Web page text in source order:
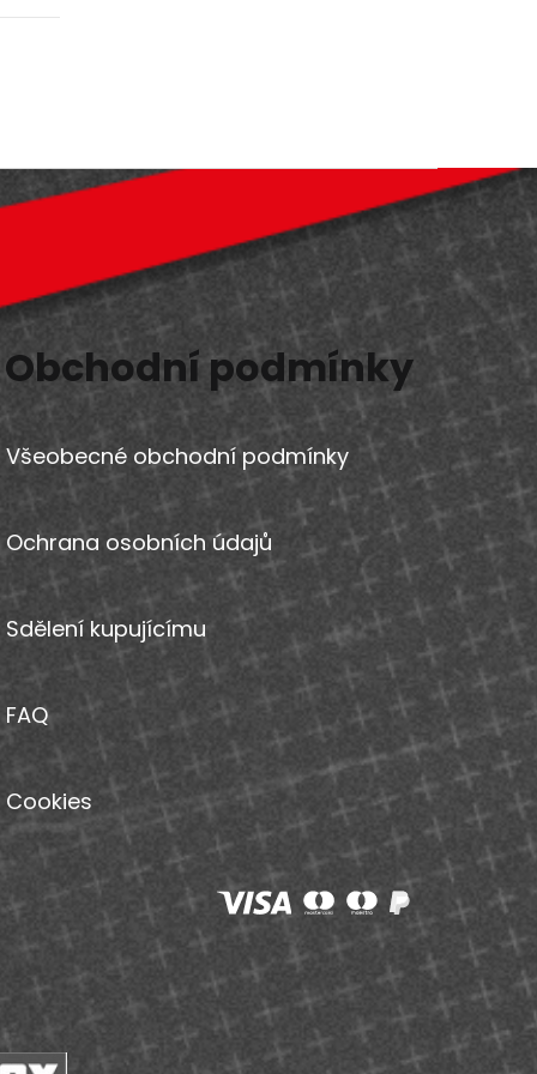
Obchodní podmínky
Všeobecné obchodní podmínky
Ochrana osobních údajů
Sdělení kupujícímu
FAQ
Cookies